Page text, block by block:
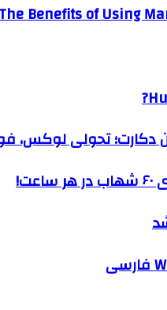
Benefits of Using
دکارت؛ تحولی لوکس،